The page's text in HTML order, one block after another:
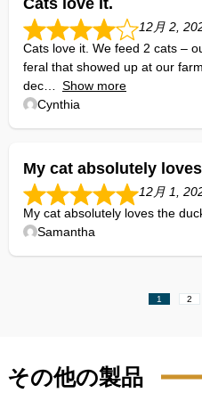
12月 2,
Cats love it. We feed 2 cats –
feral that showed up at our
dec
Show more
Cynthia
My cat absolutely
12月 1,
My cat absolutely loves the
Samantha
Site
Page
1 2
その他の製品